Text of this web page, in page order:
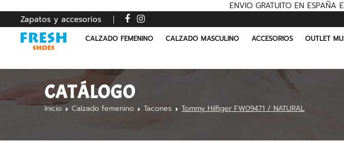
ENVIO GRATUITO EN ESPAÑA
Zapatos y accesorios
CALZADO FEMENINO CALZADO MASCULINO ACCESORIOS OUTLET
CATÁLOGO
Inicio Calzado femenino Tacones Tommy Hilfiger FW09471 / NATURAL